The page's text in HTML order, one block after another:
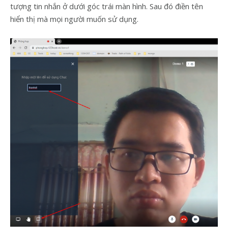
tượng tin nhắn ở dưới góc trái màn hình. Sau đó điền tên
hiển thị mà mọi người muốn sử dụng.